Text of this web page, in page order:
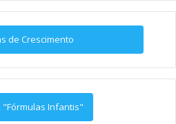
de Crescimento
"Fórmulas Infantis"